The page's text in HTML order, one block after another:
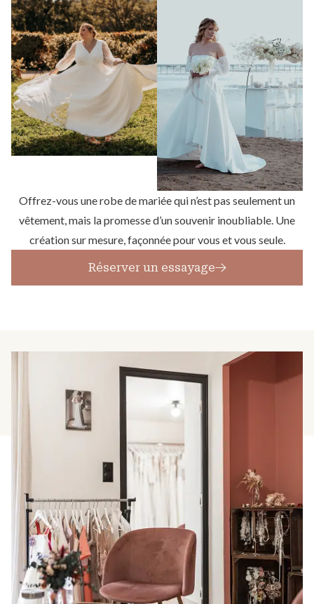
Offrez-vous une robe de mariée qui n’est pas seulement un
vêtement, mais la promesse d’un souvenir inoubliable. Une
création sur mesure, façonnée pour vous et vous seule.
Réserver un essayage